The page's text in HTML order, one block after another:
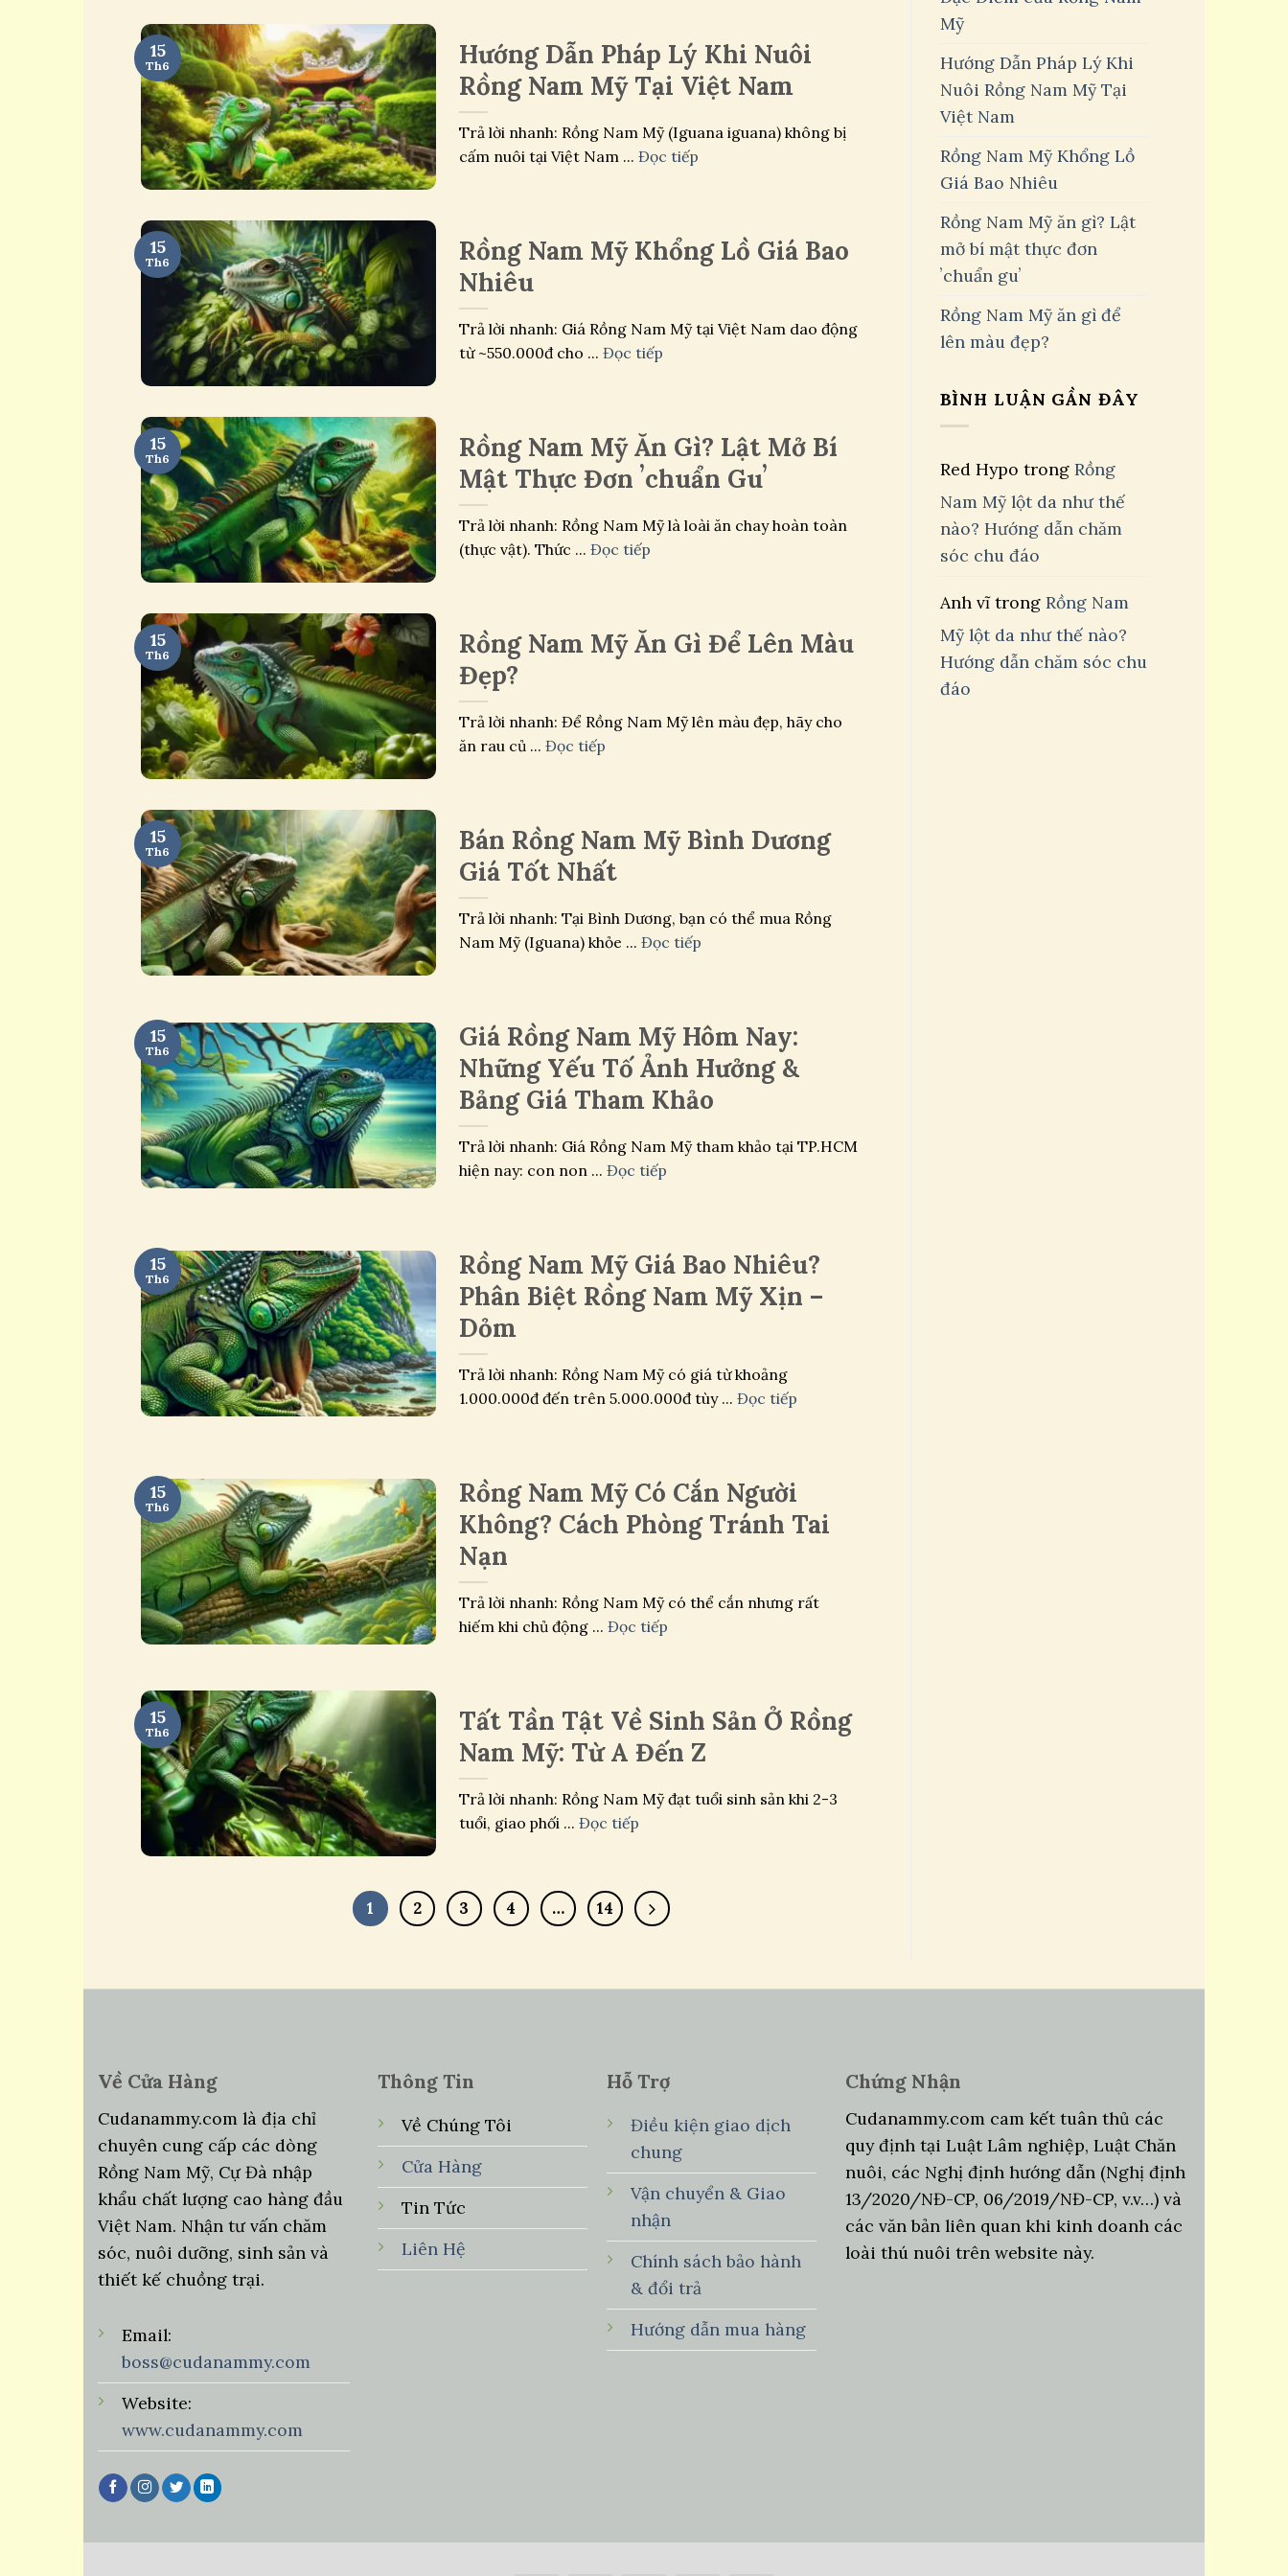
Hướng Dẫn Pháp Lý Khi Nuôi
Rồng Nam Mỹ Tại Việt Nam
Trả lời nhanh: Rồng Nam Mỹ (Iguana iguana) không bị
cấm nuôi tại Việt Nam ... Đọc tiếp
15
Th6
Rồng Nam Mỹ Khổng Lồ Giá Bao
Nhiêu
Trả lời nhanh: Giá Rồng Nam Mỹ tại Việt Nam dao động
từ ~550.000đ cho ... Đọc tiếp
15
Th6
Rồng Nam Mỹ Ăn Gì? Lật Mở Bí
Mật Thực Đơn ʼchuẩn Guʼ
Trả lời nhanh: Rồng Nam Mỹ là loài ăn chay hoàn toàn
(thực vật). Thức ... Đọc tiếp
15
Th6
Rồng Nam Mỹ Ăn Gì Để Lên Màu
Đẹp?
Trả lời nhanh: Để Rồng Nam Mỹ lên màu đẹp, hãy cho
ăn rau củ ... Đọc tiếp
15
Th6
Bán Rồng Nam Mỹ Bình Dương
Giá Tốt Nhất
Trả lời nhanh: Tại Bình Dương, bạn có thể mua Rồng
Nam Mỹ (Iguana) khỏe ... Đọc tiếp
15
Th6
Giá Rồng Nam Mỹ Hôm Nay:
Những Yếu Tố Ảnh Hưởng &
Bảng Giá Tham Khảo
Trả lời nhanh: Giá Rồng Nam Mỹ tham khảo tại TP.HCM
hiện nay: con non ... Đọc tiếp
15
Th6
Rồng Nam Mỹ Giá Bao Nhiêu?
Phân Biệt Rồng Nam Mỹ Xịn –
Dỏm
Trả lời nhanh: Rồng Nam Mỹ có giá từ khoảng
1.000.000đ đến trên 5.000.000đ tùy ... Đọc tiếp
15
Th6
Rồng Nam Mỹ Có Cắn Người
Không? Cách Phòng Tránh Tai
Nạn
Trả lời nhanh: Rồng Nam Mỹ có thể cắn nhưng rất
hiếm khi chủ động ... Đọc tiếp
15
Th6
Tất Tần Tật Về Sinh Sản Ở Rồng
Nam Mỹ: Từ A Đến Z
Trả lời nhanh: Rồng Nam Mỹ đạt tuổi sinh sản khi 2-3
tuổi, giao phối ... Đọc tiếp
15
Th6
1 2 3 4 … 14
Mỹ
Hướng Dẫn Pháp Lý Khi
Nuôi Rồng Nam Mỹ Tại
Việt Nam
Rồng Nam Mỹ Khổng Lồ
Giá Bao Nhiêu
Rồng Nam Mỹ ăn gì? Lật
mở bí mật thực đơn
ʼchuẩn guʼ
Rồng Nam Mỹ ăn gì để
lên màu đẹp?
BÌNH LUẬN GẦN ĐÂY
Red Hypo trong Rồng
Nam Mỹ lột da như thế
nào? Hướng dẫn chăm
sóc chu đáo
Anh vĩtrong Rồng Nam
Mỹ lột da như thế nào?
Hướng dẫn chăm sóc chu
đáo
Về Cửa Hàng
Cudanammy.com là địa chỉ
chuyên cung cấp các dòng
Rồng Nam Mỹ, Cự Đà nhập
khẩu chất lượng cao hàng đầu
Việt Nam. Nhận tư vấn chăm
sóc, nuôi dưỡng, sinh sản và
thiết kế chuồng trại.
Email:
boss@cudanammy.com
Website:
www.cudanammy.com
Thông Tin
Về Chúng Tôi
Cửa Hàng
Tin Tức
Liên Hệ
Hỗ Trợ
Điều kiện giao dịch
chung
Vận chuyển & Giao
nhận
Chính sách bảo hành
& đổi trả
Hướng dẫn mua hàng
Chứng Nhận
Cudanammy.com cam kết tuân thủ các
quy định tại Luật Lâm nghiệp, Luật Chăn
nuôi, các Nghị định hướng dẫn (Nghị định
13/2020/NĐ-CP, 06/2019/NĐ-CP, v.v…) và
các văn bản liên quan khi kinh doanh các
loài thú nuôi trên website này.